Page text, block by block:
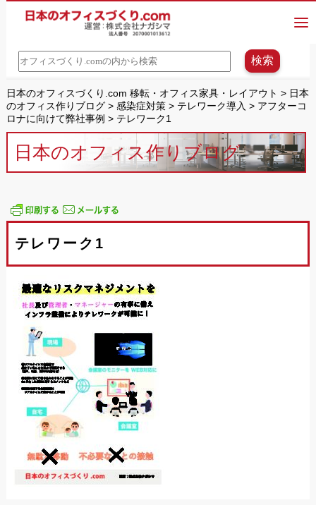
日本のオフィスづくり.com 移転・オフィス家具・レイアウト > 日本
のオフィス作りブログ> 感染症対策> テレワーク導入 > アフターコ
ロナに向けて弊社事例 > テレワーク1
日本のオフィス作りブログ
テレワーク1